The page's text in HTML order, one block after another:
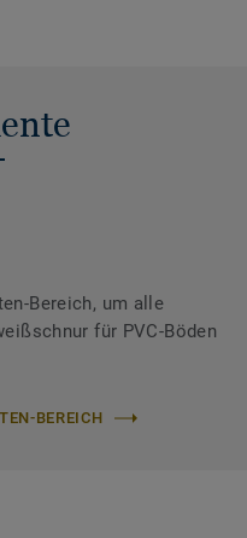
Bereich, um alle
für PVC-Böden
BEREICH